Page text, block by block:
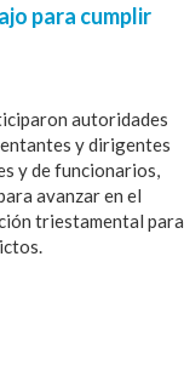
para cumplir
autoridades
y dirigentes
y de funcionarios,
avanzar en el
triestamental para